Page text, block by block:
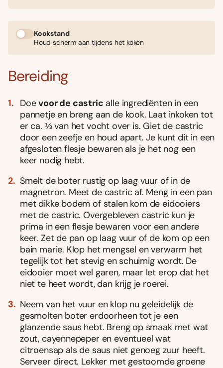
Kookstand
Houd scherm aan tijdens het koken
Bereiding
Doevoor de castric alle ingrediënten in een
pannetje en breng aan de kook. Laat inkoken tot
er ca. ⅓ van het vocht over is. Giet de castric
door een zeefje en houd apart. Je kunt dit in een
afgesloten flesje bewaren als je het nog een
keer nodig hebt.
Smelt de boter rustig op laag vuur of in de
magnetron. Meet de castric af. Meng in een pan
met dikke bodem of stalen kom de eidooiers
met de castric. Overgebleven castric kun je
prima in een flesje bewaren voor een andere
keer. Zet de pan op laag vuur of de kom op een
bain marie. Klop het mengsel en verwarm het
tegelijk tot het stevig en schuimig wordt. De
eidooier moet wel garen, maar let erop dat het
niet te heet wordt, dan krijg je roerei.
Neem van het vuur en klop nu geleidelijk de
gesmolten boter erdoorheen tot je een
glanzende saus hebt. Breng op smaak met wat
zout, cayennepeper en eventueel wat
citroensap als de saus niet genoeg zuur heeft.
Serveer direct. Lekker met gestoomde groene